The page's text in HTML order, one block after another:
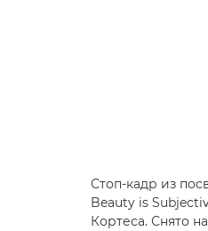
Стоп-кадр из
Beauty is
Кортеса. Снято